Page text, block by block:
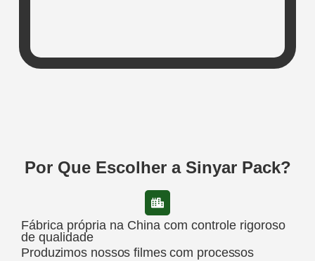
Por Que Escolher a Sinyar Pack?
Fábrica própria na China com controle rigoroso
de qualidade
Produzimos nossos filmes com processos